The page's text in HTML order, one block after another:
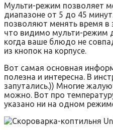
Мульти-режим позволяет
диапазоне от 5 до 45
позволяют менять время в
что видимо мульти-режим
когда ваше блюдо не
из кнопок на корпусе.
Вот самая основная
полезна и интересна. В
запутались.)) Многие
можно. Вот про
указано ни на одном